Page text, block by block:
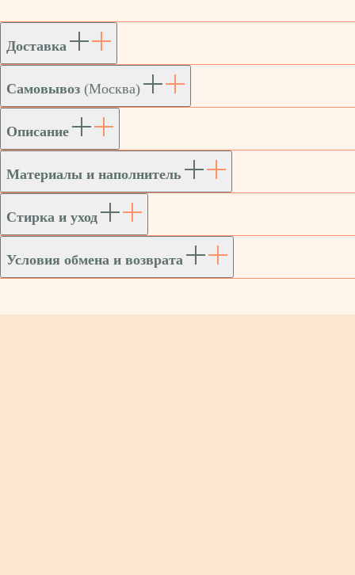
Доставка
Самовывоз (Москва)
Описание
Материалы и наполнитель
Стирка и уход
Условия обмена и возврата